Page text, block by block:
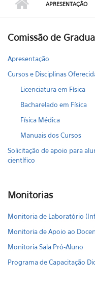
APRESENTAÇÃO
Comissão de
Apresentação
Cursos e Disciplinas
Licenciatura em Física
Bacharelado em Física
Física Médica
Manuais dos Cursos
Solicitação de apoio para
científico
Monitorias
Monitoria de Laboratório
Monitoria de Apoio ao
Monitoria Sala Pró-Aluno
Programa de Capacitação